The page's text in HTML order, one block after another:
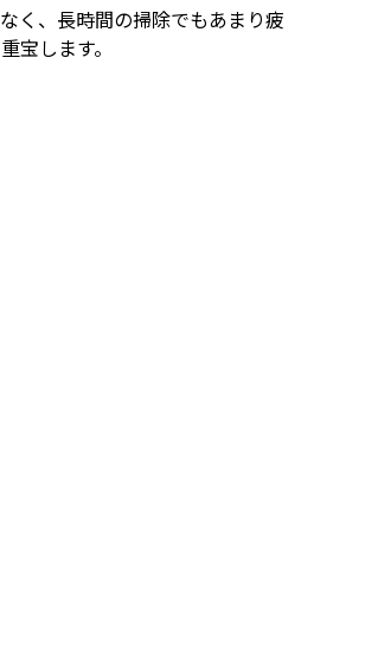
く、長時間の掃除でもあまり疲
宝します。